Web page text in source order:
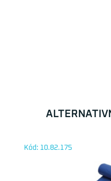
Kód: 10.82.175